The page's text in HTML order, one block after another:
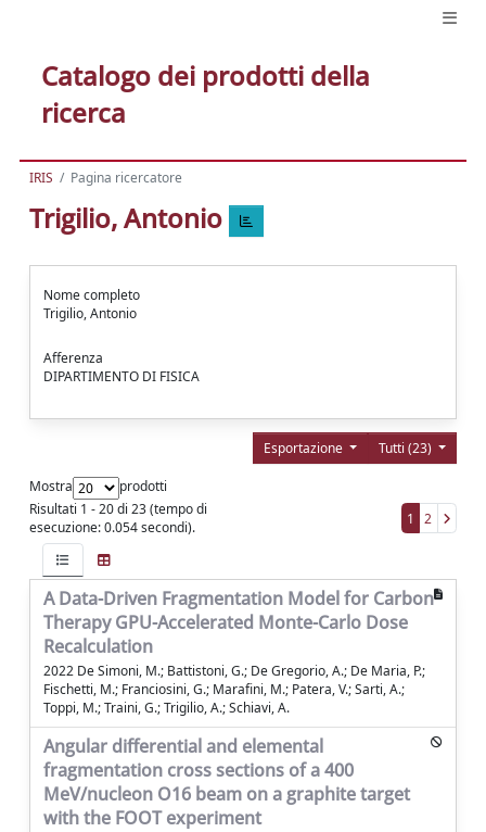
Catalogo dei prodotti della
ricerca
IRIS Pagina ricercatore
Trigilio, Antonio
Nome completo
Trigilio, Antonio
Afferenza
DIPARTIMENTO DI FISICA
Tutti (23)
Esportazione
Mostra
prodotti
Risultati 1 - 20 di 23 (tempo di
esecuzione: 0.054 secondi).
1 2
A Data-Driven Fragmentation Model for Carbon
Therapy GPU-Accelerated Monte-Carlo Dose
Recalculation
2022 De Simoni, M.; Battistoni, G.; De Gregorio, A.; De Maria, P.;
Fischetti, M.; Franciosini, G.; Marafini, M.; Patera, V.; Sarti, A.;
Toppi, M.; Traini, G.; Trigilio, A.; Schiavi, A.
Angular differential and elemental
fragmentation cross sections of a 400
MeV/nucleon O16 beam on a graphite target
with the FOOT experiment